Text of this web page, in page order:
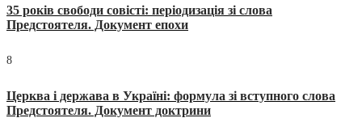
35 років свободи совісті: періодизація зі слова
Предстоятеля. Документ епохи
8
Церква і держава в Україні: формула зі вступного слова
Предстоятеля. Документ доктрини